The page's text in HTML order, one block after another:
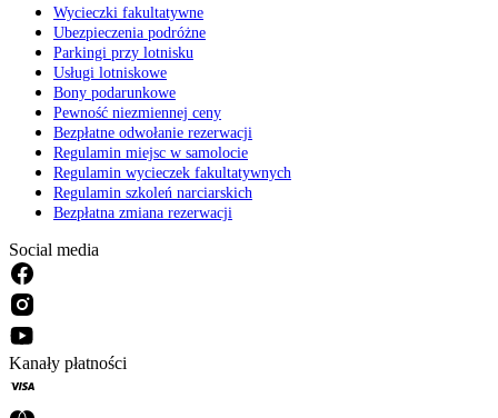
Wycieczki fakultatywne
Ubezpieczenia podróżne
Parkingi przy lotnisku
Usługi lotniskowe
Bony podarunkowe
Pewność niezmiennej ceny
Bezpłatne odwołanie rezerwacji
Regulamin miejsc w samolocie
Regulamin wycieczek fakultatywnych
Regulamin szkoleń narciarskich
Bezpłatna zmiana rezerwacji
Social media
Kanały płatności